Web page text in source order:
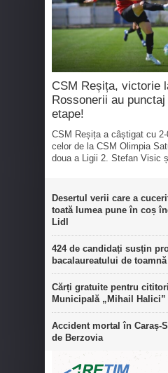
CSM Reșița, victorie
Rossonerii au
etape!
CSM Reșița a câștigat cu
celor de la CSM Olimpia
doua a Ligii 2. Stefan Visic
Desertul verii care a
toată lumea pune în coș
Lidl
424 de candidați susțin
bacalaureatului de toamnă
Cărți gratuite pentru
Municipală „Mihail Halici”
Accident mortal în Caraș-
de Berzovia